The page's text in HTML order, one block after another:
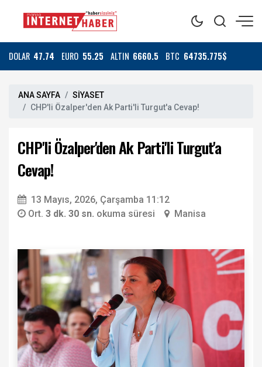
DOLAR 47.74 EURO 55.25 ALTIN 6660.5 BTC 64735.775$
ANA SAYFA
SİYASET
CHP'li Özalper'den Ak Parti'li Turgut'a Cevap!
CHP'li Özalper'den Ak Parti'li Turgut'a
Cevap!
13 Mayıs, 2026, Çarşamba 11:12
Ort. 3 dk. 30 sn. okuma süresi Manisa